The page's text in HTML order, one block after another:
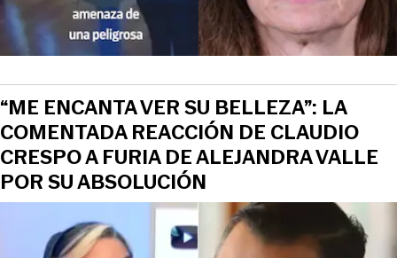
“ME ENCANTA VER SU BELLEZA”: LA
COMENTADA REACCIÓN DE CLAUDIO
CRESPO A FURIA DE ALEJANDRA VALLE
POR SU ABSOLUCIÓN